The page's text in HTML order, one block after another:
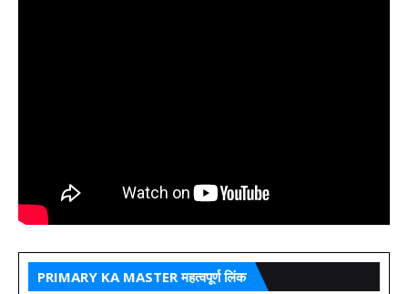
PRIMARY KA MASTER महत्वपूर्ण लिंक